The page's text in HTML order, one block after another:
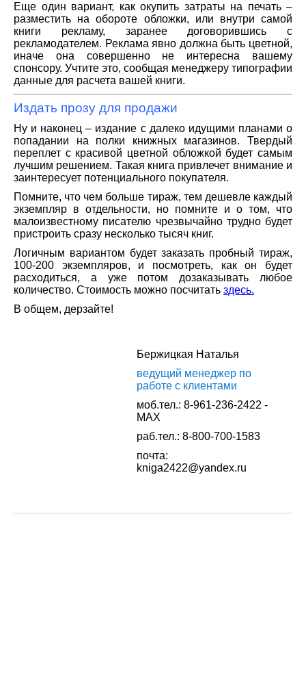
Еще один вариант, как окупить затраты на печать –
разместить на обороте обложки, или внутри самой
книги рекламу, заранее договорившись с
рекламодателем. Реклама явно должна быть цветной,
иначе она совершенно не интересна вашему
спонсору. Учтите это, сообщая менеджеру типографии
данные для расчета вашей книги.
Издать прозу для продажи
Ну и наконец – издание с далеко идущими планами о
попадании на полки книжных магазинов. Твердый
переплет с красивой цветной обложкой будет самым
лучшим решением. Такая книга привлечет внимание и
заинтересует потенциального покупателя.
Помните, что чем больше тираж, тем дешевле каждый
экземпляр в отдельности, но помните и о том, что
малоизвестному писателю чрезвычайно трудно будет
пристроить сразу несколько тысяч книг.
Логичным вариантом будет заказать пробный тираж,
100-200 экземпляров, и посмотреть, как он будет
расходиться, а уже потом дозаказывать любое
количество. Стоимость можно посчитать здесь.
В общем, дерзайте!
Бержицкая Наталья
ведущий менеджер по
работе с клиентами
моб.тел.: 8-961-236-2422 -
MAX
раб.тел.: 8-800-700-1583
почта:
kniga2422@yandex.ru